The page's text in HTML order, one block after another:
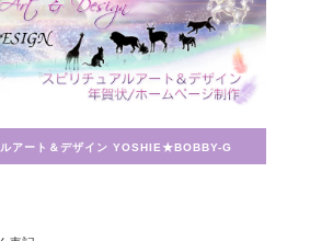
ただき感謝しています。 ありがとうござ
願い／エネルギーカードNo.014
アート＆デザイン YOSHIE★BOBBY-G